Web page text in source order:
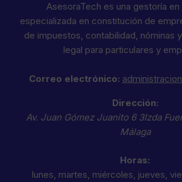
AsesoraTech es una gestoría en
especializada en constitución de
de impuestos, contabilidad, nóminas
legal para particulares y
Correo electrónico:
Dirección:
Av. Juan Gómez Juanito 6 3Izda
Málaga
Horas:
lunes, martes, miércoles, jueves,